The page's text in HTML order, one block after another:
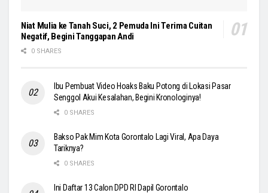
Niat Mulia ke Tanah Suci, 2 Pemuda Ini Terima Cuitan
Negatif, Begini Tanggapan Andi
0 SHARES
Ibu Pembuat Video Hoaks Baku Potong di Lokasi Pasar
Senggol Akui Kesalahan, Begini Kronologinya!
0 SHARES
Bakso Pak Mim Kota Gorontalo Lagi Viral, Apa Daya
Tariknya?
0 SHARES
Ini Daftar 13 Calon DPD RI Dapil Gorontalo